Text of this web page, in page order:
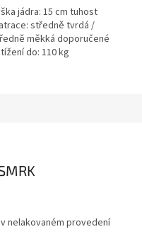
jádra: 15 cm tuhost
středně tvrdá /
měkká doporučené
do: 110 kg
v nelakovaném provedení